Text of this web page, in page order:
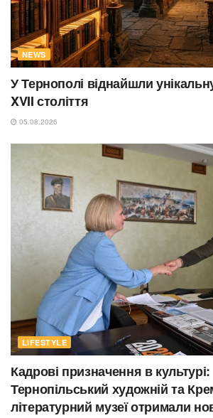
NEWS
У Тернополі віднайшли
XVII століття
05.08.2026
LIFESTYLE
Кадрові призначення в культурі:
Тернопільський художній та
літературний музеї отримали